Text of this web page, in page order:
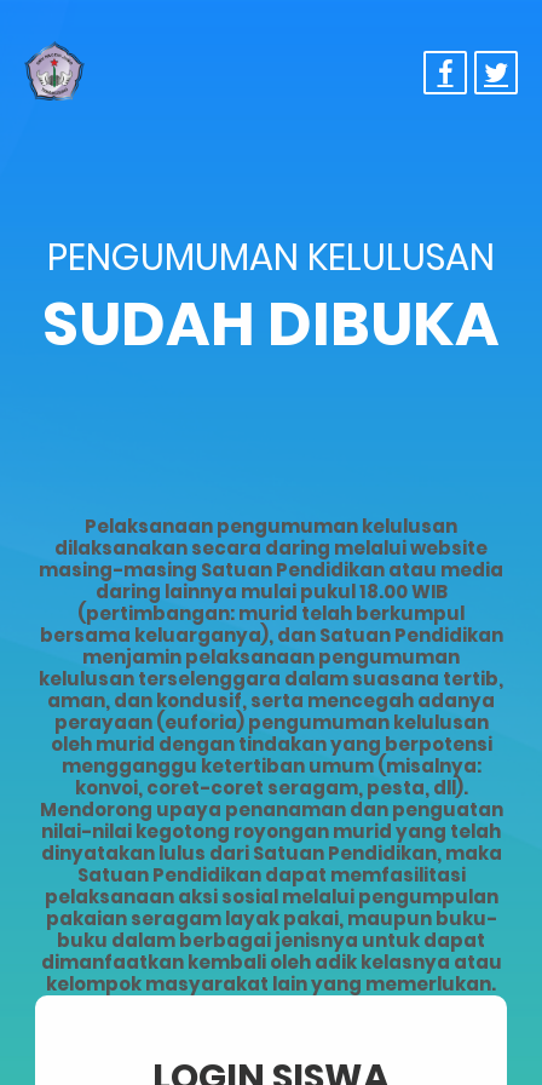
PENGUMUMAN KELULUSAN
SUDAH DIBUKA
Pelaksanaan pengumuman kelulusan
dilaksanakan secara daring melalui website
masing-masing Satuan Pendidikan atau media
daring lainnya mulai pukul 18.00 WIB
(pertimbangan: murid telah berkumpul
bersama keluarganya), dan Satuan Pendidikan
menjamin pelaksanaan pengumuman
kelulusan terselenggara dalam suasana tertib,
aman, dan kondusif, serta mencegah adanya
perayaan (euforia) pengumuman kelulusan
oleh murid dengan tindakan yang berpotensi
mengganggu ketertiban umum (misalnya:
konvoi, coret-coret seragam, pesta, dll).
Mendorong upaya penanaman dan penguatan
nilai-nilai kegotong royongan murid yang telah
dinyatakan lulus dari Satuan Pendidikan, maka
Satuan Pendidikan dapat memfasilitasi
pelaksanaan aksi sosial melalui pengumpulan
pakaian seragam layak pakai, maupun buku-
buku dalam berbagai jenisnya untuk dapat
dimanfaatkan kembali oleh adik kelasnya atau
kelompok masyarakat lain yang memerlukan.